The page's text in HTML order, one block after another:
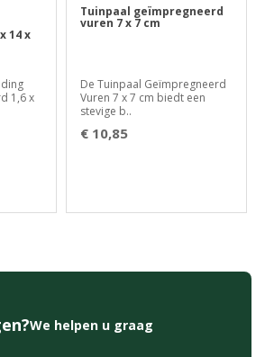
14 x
1,6 x
Tuinpaal geïmpregneerd
vuren 7 x 7 cm
De Tuinpaal Geïmpregneerd
Vuren 7 x 7 cm biedt een
stevige b..
€ 10,85
We helpen u graag